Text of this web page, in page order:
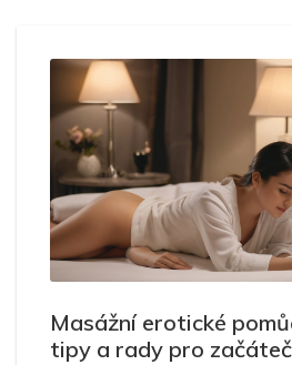
Masážní erotické
tipy a rady pro